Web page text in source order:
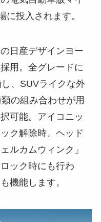
に投入されます。
日産デザインヨー
用。全グレードに
、SUVライクな外
の組み合わせが用
可能。アイコニッ
ク解除時、ヘッド
ルカムウィンク」
ック時にも行わ
機能します。